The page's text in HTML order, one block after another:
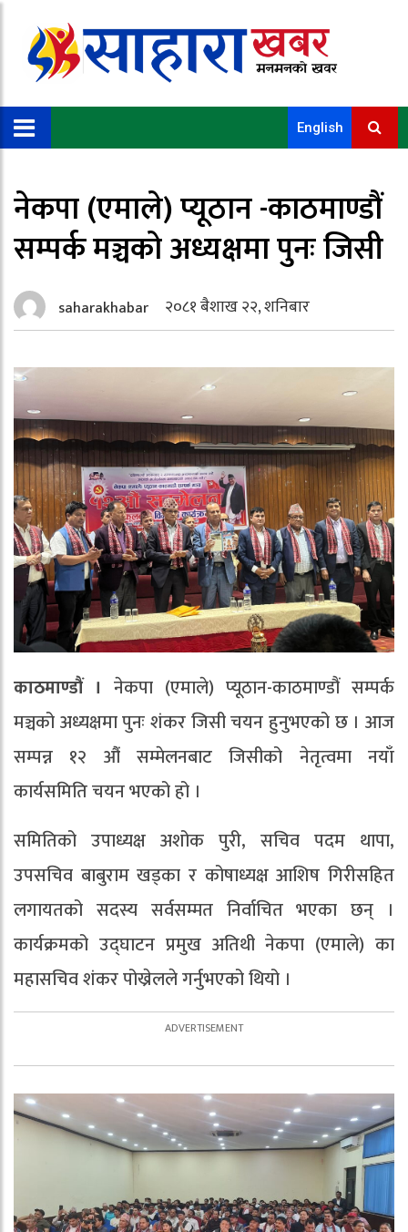
English
नेकपा (एमाले) प्यूठान -काठमाण्डौं
सम्पर्क मञ्चको अध्यक्षमा पुनः जिसी
saharakhabar २०८१ बैशाख २२, शनिबार
काठमाण्डौं । नेकपा (एमाले) प्यूठान-काठमाण्डौं सम्पर्क
मञ्चको अध्यक्षमा पुनः शंकर जिसी चयन हुनुभएको छ । आज
सम्पन्न १२ औं सम्मेलनबाट जिसीको नेतृत्वमा नयाँ
कार्यसमिति चयन भएको हो ।
समितिको उपाध्यक्ष अशोक पुरी, सचिव पदम थापा,
उपसचिव बाबुराम खड्का र कोषाध्यक्ष आशिष गिरीसहित
लगायतको सदस्य सर्वसम्मत निर्वाचित भएका छन् ।
कार्यक्रमको उद्घाटन प्रमुख अतिथी नेकपा (एमाले) का
महासचिव शंकर पोख्रेलले गर्नुभएको थियो ।